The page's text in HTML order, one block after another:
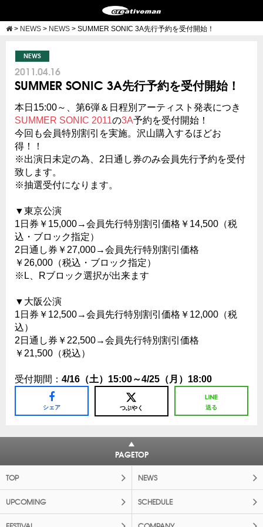
> NEWS > NEWS > SUMMER SONIC 3A先行予約を受付開始！
NEWS
2011.04.16
SUMMER SONIC 3A先行予約を受付開始！
本日15:00～、第6弾＆日程別アーティスト発表につき
SUMMER SONIC 2011の3A予約を受付開始！
今回も会員特別割引を実施。沢山購入するほどお
得！！
※出演日未定の為、2日通し券のみ会員先行予約を受付
致します。
※抽選受付になります。
▼東京公演
1日券￥15,000→会員先行特別割引価格￥14,500（税
込・ブロック指定）
2日通し券￥27,000→会員先行特別割引価格
￥26,000（税込・ブロック指定）
※L、Rブロック選択が出来ます
▼大阪公演
1日券￥12,500→会員先行特別割引価格￥12,000（税
込）
2日通し券￥22,500→会員先行特別割引価格
￥21,500（税込）
受付期間： 4/16（土）15:00～4/25（月）18:00
シェア つぶやく 送る
PAGETOP
TOP NEWS
UPCOMING SCHEDULE